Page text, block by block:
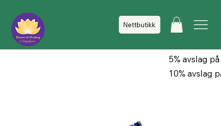
Nettbutikk
5% avslag
10% avslag